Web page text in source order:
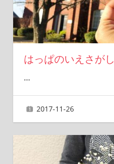
はっぱのいえさがし
…
2017-11-26